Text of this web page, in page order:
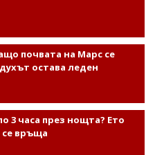
почвата на Марс се
остава леден
3 часа през нощта? Ето
връща